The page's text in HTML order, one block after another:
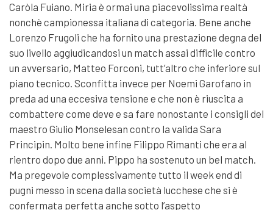
Caròla Fuiano. Miria è ormai una piacevolissima realtà
nonchè campionessa italiana di categoria. Bene anche
Lorenzo Frugoli che ha fornito una prestazione degna del
suo livello aggiudicandosi un match assai difficile contro
un avversario, Matteo Forconi, tutt’altro che inferiore sul
piano tecnico. Sconfitta invece per Noemi Garofano in
preda ad una eccesiva tensione e che non è riuscita a
combattere come deve e sa fare nonostante i consigli del
maestro Giulio Monselesan contro la valida Sara
Principin. Molto bene infine Filippo Rimanti che era al
rientro dopo due anni. Pippo ha sostenuto un bel match.
Ma pregevole complessivamente tutto il week end di
pugni messo in scena dalla società lucchese che si è
confermata perfetta anche sotto l’aspetto